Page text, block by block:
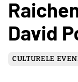
David
CULTURELE